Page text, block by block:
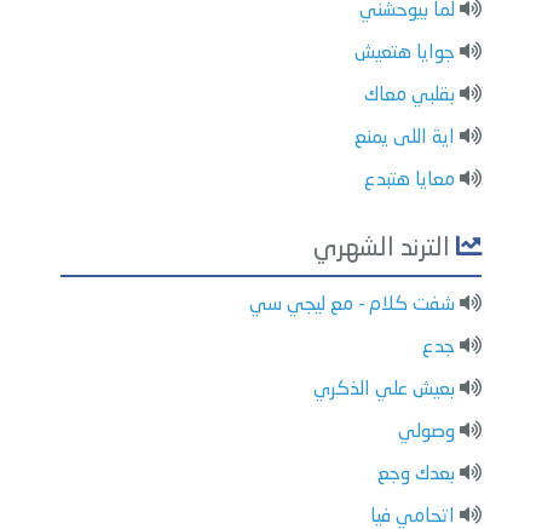
لما بيوحشني
جوايا هتعيش
بقلبي معاك
اية اللى يمنع
معايا هتبدع
الترند الشهري
شفت كلام - مع ليجي سي
جدع
بعيش علي الذكري
وصولي
بعدك وجع
اتحامي فيا